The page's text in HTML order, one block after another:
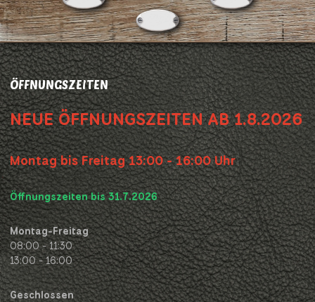
ÖFFNUNGSZEITEN
NEUE ÖFFNUNGSZEITEN AB 1.8.2026
Montag bis Freitag 13:00 - 16:00 Uhr
Öffnungszeiten bis 31.7.2026
Montag-Freitag
08:00 - 11:30
13:00 - 16:00
Geschlossen